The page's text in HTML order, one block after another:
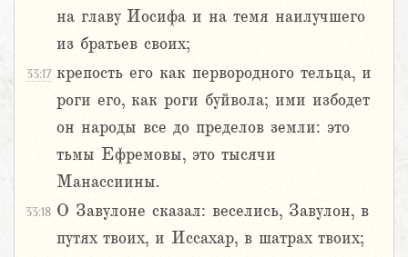
на главу Иосифа и на темя наилучшего
из братьев своих;
33:17 крепость его как первородного тельца, и
роги его, как роги буйвола; ими избодет
он народы все до пределов земли: это
тьмы Ефремовы, это тысячи
Манассиины.
33:18 О Завулоне сказал: веселись, Завулон, в
путях твоих, и Иссахар, в шатрах твоих;